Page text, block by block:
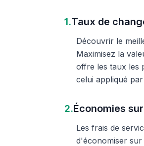
1.Taux de
Découvrir le
Maximisez la
offre les taux les
celui appliqué
2.Économies
Les frais de
d'économiser